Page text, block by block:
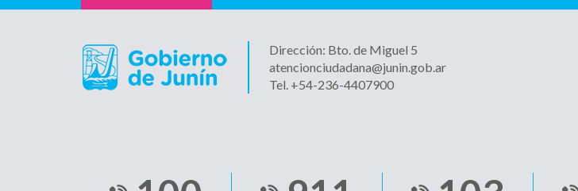
Dirección: Bto. de Miguel 5
atencionciudadana@junin.gob.ar
Tel. +54-236-4407900